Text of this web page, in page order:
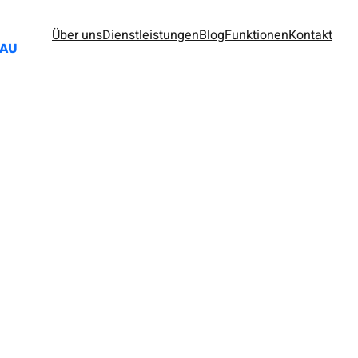
Über unsDienstleistungenBlogFunktionenKontakt